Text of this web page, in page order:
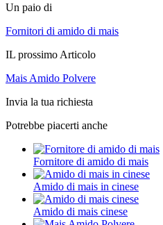
Un paio di
Fornitori di amido di mais
IL prossimo Articolo
Mais Amido Polvere
Invia la tua richiesta
Potrebbe piacerti anche
Fornitore di amido di mais
Amido di mais in cinese
Amido di mais cinese